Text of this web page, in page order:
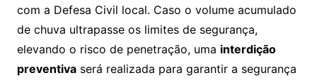
com a Defesa Civil local. Caso o volume acumulado
de chuva ultrapasse os limites de segurança,
elevando o risco de penetração, uma interdição
preventivaserá realizada para garantir a segurança